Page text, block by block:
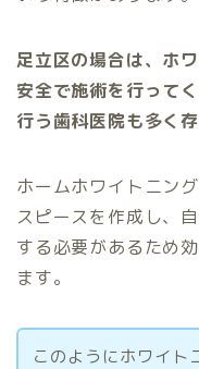
足立区の場合は、ホ
安全で施術を行って
行う歯科医院も多く
ホームホワイトニン
スピースを作成し、
する必要があるため
ます。
このようにホワイト